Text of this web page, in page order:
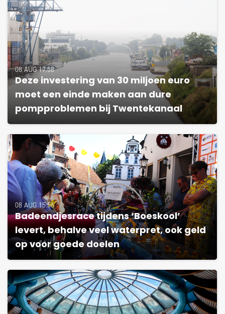
08 AUG 17:58
Deze investering van 30 miljoen euro
moet een einde maken aan dure
pompproblemen bij Twentekanaal
08 AUG 15:56
Badeendjesrace tijdens ‘Boeskool’
levert, behalve veel waterpret, ook geld
op voor goede doelen